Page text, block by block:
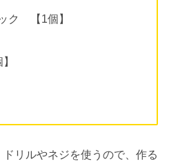
ク 【1個】
リルやネジを使うので、作る